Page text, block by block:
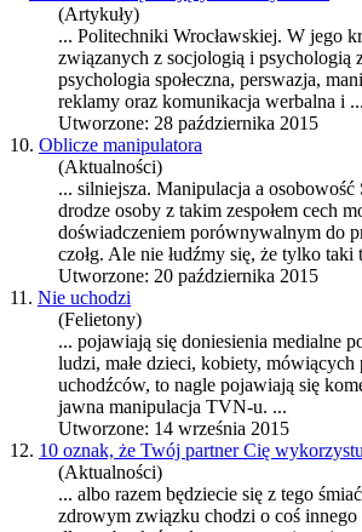
(Artykuły)
... Politechniki Wrocławskiej. W jego
związanych z socjologią i psychologią
psychologia społeczna, perswazja,
reklamy oraz komunikacja werbalna i ...
Utworzone: 28 października 2015
10. Oblicze manipulatora
(Aktualności)
... silniejsza. Manipulacja a osobowość
drodze osoby z takim zespołem cech
doświadczeniem porównywalnym do
czołg. Ale nie łudźmy się, że tylko
Utworzone: 20 października 2015
11. Nie uchodzi
(Felietony)
... pojawiają się doniesienia medialne
ludzi, małe dzieci, kobiety, mówiących
uchodźców, to nagle pojawiają się
jawna manipulacja TVN-u. ...
Utworzone: 14 września 2015
12. 10 oznak, że Twój partner Cię
(Aktualności)
... albo razem będziecie się z tego
zdrowym związku chodzi o coś innego